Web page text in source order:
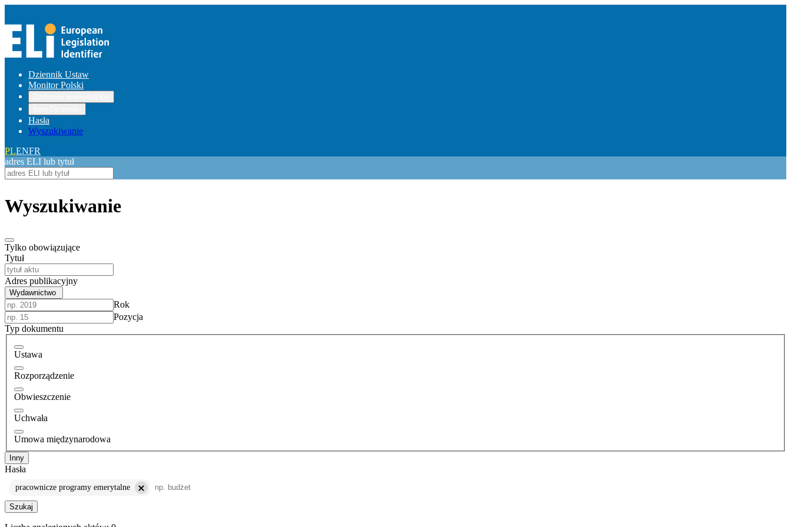
Dziennik Ustaw
Monitor Polski
Hasła
Wyszukiwanie
PLENFR
adres ELI lub tytuł
Wyszukiwanie
Tylko obowiązujące
Tytuł
Adres publikacyjny
Wydawnictwo
Rok
Pozycja
Typ dokumentu
Ustawa
Rozporządzenie
Obwieszczenie
Uchwała
Umowa międzynarodowa
Inny
Hasła
pracownicze programy emerytalne
Szukaj